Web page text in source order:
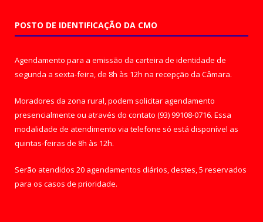
POSTO DE IDENTIFICAÇÃO DA CMO
Agendamento para a emissão da carteira de identidade de
segunda a sexta-feira, de 8h às 12h na recepção da Câmara.
Moradores da zona rural, podem solicitar agendamento
presencialmente ou através do contato (93) 99108-0716. Essa
modalidade de atendimento via telefone só está disponível as
quintas-feiras de 8h às 12h.
Serão atendidos 20 agendamentos diários, destes, 5 reservados
para os casos de prioridade.